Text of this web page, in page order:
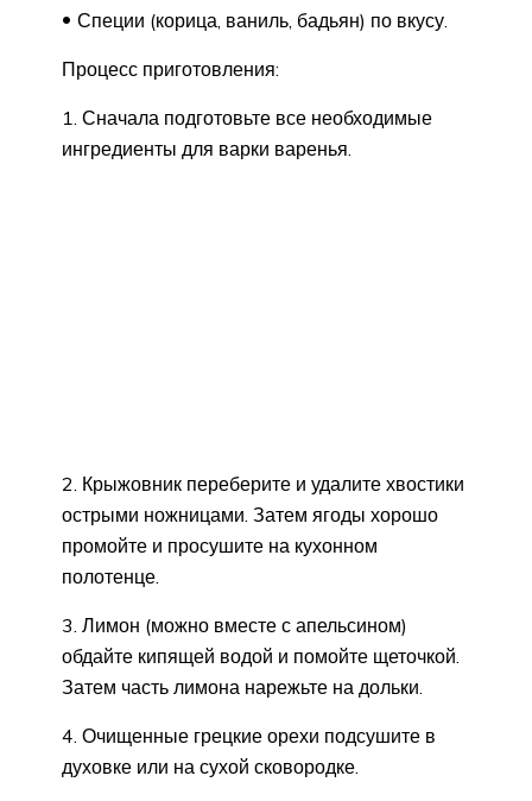
Специи (корица, ваниль, бадьян) по вкусу.
Процесс приготовления:
1. Сначала подготовьте все необходимые
ингредиенты для варки варенья.
2. Крыжовник переберите и удалите хвостики
острыми ножницами. Затем ягоды хорошо
промойте и просушите на кухонном
полотенце.
3. Лимон (можно вместе с апельсином)
обдайте кипящей водой и помойте щеточкой.
Затем часть лимона нарежьте на дольки.
4. Очищенные грецкие орехи подсушите в
духовке или на сухой сковородке.